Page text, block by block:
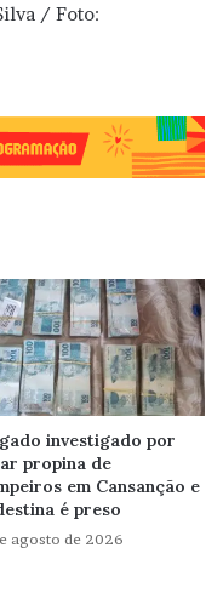
/ Foto:
investigado por
propina de
em Cansanção e
é preso
agosto de 2026